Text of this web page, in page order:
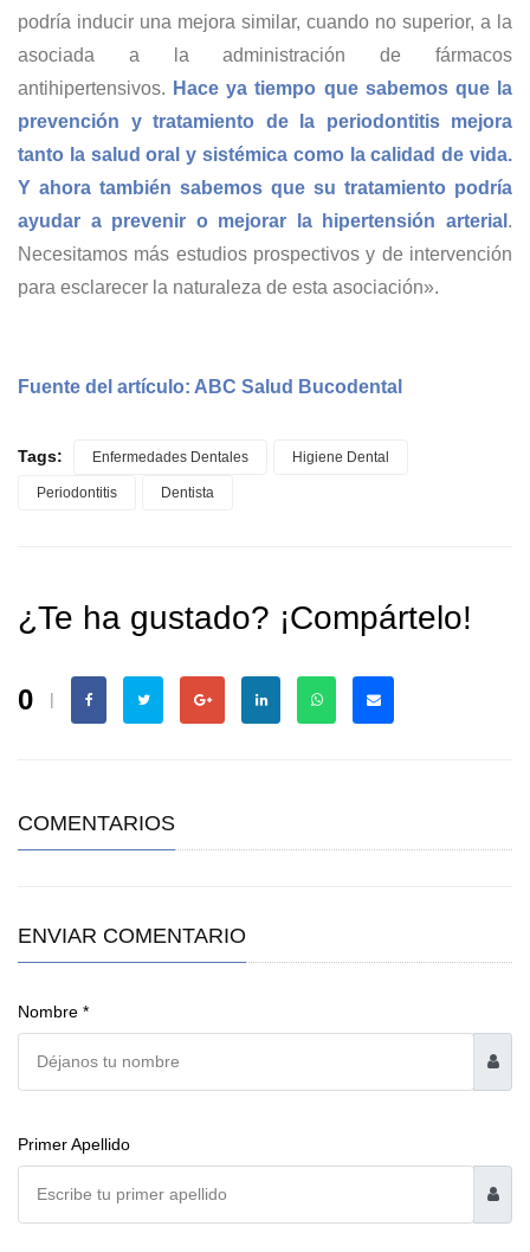
podría inducir una mejora similar, cuando no superior, a la
asociada a la administración de fármacos
antihipertensivos. Hace ya tiempo que sabemos que la
prevención y tratamiento de la periodontitis mejora
tanto la salud oral y sistémica como la calidad de vida.
Y ahora también sabemos que su tratamiento podría
ayudar a prevenir o mejorar la hipertensión arterial .
Necesitamos más estudios prospectivos y de intervención
para esclarecer la naturaleza de esta asociación».
Fuente del artículo: ABC Salud Bucodental
Tags: Enfermedades Dentales Higiene Dental
Periodontitis Dentista
¿Te ha gustado? ¡Compártelo!
0 |
COMENTARIOS
ENVIAR COMENTARIO
Nombre *
Primer Apellido